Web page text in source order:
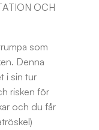
OCH
som
Denna
i sin tur
risken för
och du får